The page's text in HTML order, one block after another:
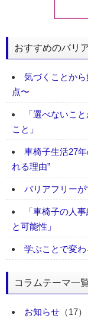
おすすめのバリ
気づくことか
点〜
「選べないこ
こと」
車椅子生活27
れる理由”
バリアフリー
「車椅子の人
と可能性」
学ぶことで変
コラムテーマ一
お知らせ （17）